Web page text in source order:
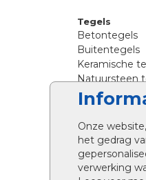
Onze website,
het gedrag
verwerking
Tegels
Betontegels
Buitentegels
Keramische
Natuursteen
Siertegels
Stoeptegels
Straattegels
Terrastegels
Tuintegels